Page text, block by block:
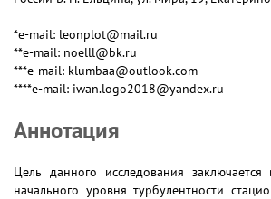
*e-mail: leonplot@mail.ru
**e-mail: noelll@bk.ru
***e-mail: klumbaa@outlook.com
****e-mail: iwan.logo2018@yandex.ru
Аннотация
Цель данного исследования
начального уровня турбулентности